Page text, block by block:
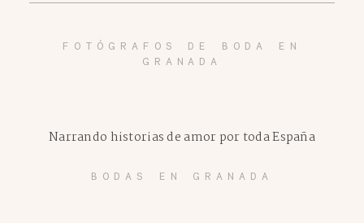
FOTÓGRAFOS DE BODA EN
GRANADA
BODAS EN GRANADA
Narrando historias de amor por toda España